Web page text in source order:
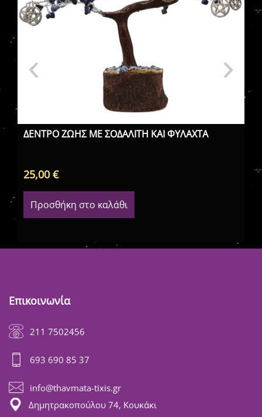
ΔΕΝΤΡΟ ΖΩΗΣ ΜΕ ΣΟΔΑΛΙΤΗ ΚΑΙ ΦΥΛΑΧΤΑ
25,00€
Προσθήκη στο καλάθι
Επικοινωνία
211 7502456
693 690 85 37
info@thavmata-tixis.gr
Δημητρακοπούλου 74, Κουκάκι